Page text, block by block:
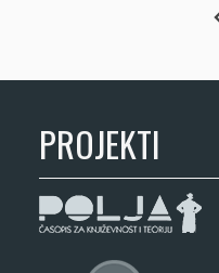
PROJEKTI